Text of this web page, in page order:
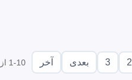
2
3 بعدی آخر 1-10 از 3424